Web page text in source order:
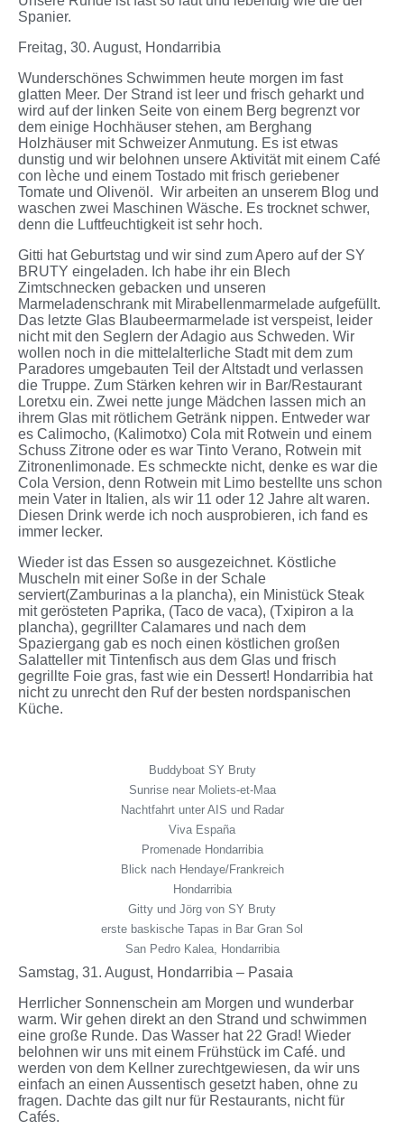
Spanier.
Freitag, 30. August, Hondarribia
Wunderschönes Schwimmen heute morgen im fast
glatten Meer. Der Strand ist leer und frisch geharkt und
wird auf der linken Seite von einem Berg begrenzt vor
dem einige Hochhäuser stehen, am Berghang
Holzhäuser mit Schweizer Anmutung. Es ist etwas
dunstig und wir belohnen unsere Aktivität mit einem Café
con lèche und einem Tostado mit frisch geriebener
Tomate und Olivenöl. Wir arbeiten an unserem Blog und
waschen zwei Maschinen Wäsche. Es trocknet schwer,
denn die Luftfeuchtigkeit ist sehr hoch.
Gitti hat Geburtstag und wir sind zum Apero auf der SY
BRUTY eingeladen. Ich habe ihr ein Blech
Zimtschnecken gebacken und unseren
Marmeladenschrank mit Mirabellenmarmelade aufgefüllt.
Das letzte Glas Blaubeermarmelade ist verspeist, leider
nicht mit den Seglern der Adagio aus Schweden. Wir
wollen noch in die mittelalterliche Stadt mit dem zum
Paradores umgebauten Teil der Altstadt und verlassen
die Truppe. Zum Stärken kehren wir in Bar/Restaurant
Loretxu ein. Zwei nette junge Mädchen lassen mich an
ihrem Glas mit rötlichem Getränk nippen. Entweder war
es Calimocho, (Kalimotxo) Cola mit Rotwein und einem
Schuss Zitrone oder es war Tinto Verano, Rotwein mit
Zitronenlimonade. Es schmeckte nicht, denke es war die
Cola Version, denn Rotwein mit Limo bestellte uns schon
mein Vater in Italien, als wir 11 oder 12 Jahre alt waren.
Diesen Drink werde ich noch ausprobieren, ich fand es
immer lecker.
Wieder ist das Essen so ausgezeichnet. Köstliche
Muscheln mit einer Soße in der Schale
serviert(Zamburinas a la plancha), ein Ministück Steak
mit gerösteten Paprika, (Taco de vaca), (Txipiron a la
plancha), gegrillter Calamares und nach dem
Spaziergang gab es noch einen köstlichen großen
Salatteller mit Tintenfisch aus dem Glas und frisch
gegrillte Foie gras, fast wie ein Dessert! Hondarribia hat
nicht zu unrecht den Ruf der besten nordspanischen
Küche.
Buddyboat SY Bruty
Sunrise near Moliets-et-Maa
Nachtfahrt unter AIS und Radar
Viva España
Promenade Hondarribia
Blick nach Hendaye/Frankreich
Hondarribia
Gitty und Jörg von SY Bruty
erste baskische Tapas in Bar Gran Sol
San Pedro Kalea, Hondarribia
Samstag, 31. August, Hondarribia – Pasaia
Herrlicher Sonnenschein am Morgen und wunderbar
warm. Wir gehen direkt an den Strand und schwimmen
eine große Runde. Das Wasser hat 22 Grad! Wieder
belohnen wir uns mit einem Frühstück im Café. und
werden von dem Kellner zurechtgewiesen, da wir uns
einfach an einen Aussentisch gesetzt haben, ohne zu
fragen. Dachte das gilt nur für Restaurants, nicht für
Cafés.